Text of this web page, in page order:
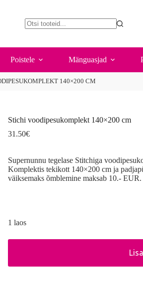
Poistele Mänguasjad
140×200 CM
Stichi voodipesukomplekt 140×200 cm
31.50€
Supernunnu tegelase Stitchiga
Komplektis tekikott 140×200 cm ja
väiksemaks õmblemine maksab 10.- EUR.
1 laos